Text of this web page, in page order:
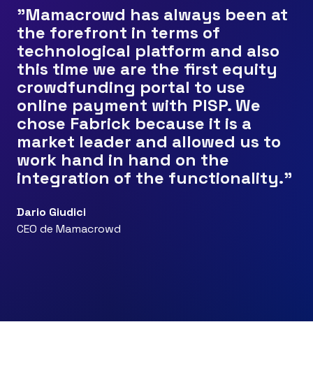
"Mamacrowd has always been at
the forefront in terms of
technological platform and also
this time we are the first equity
crowdfunding portal to use
online payment with PISP. We
chose Fabrick because it is a
market leader and allowed us to
work hand in hand on the
integration of the functionality."
Dario Giudici
CEO de Mamacrowd